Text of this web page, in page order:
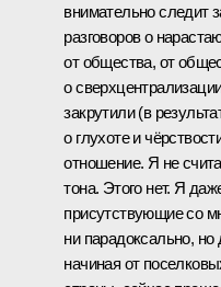
внимательно следит
разговоров о
от общества, от
о
закрутили (в
о глухоте и
отношение. Я не
тона. Этого нет. Я
присутствующие со
ни парадоксально,
начиная от